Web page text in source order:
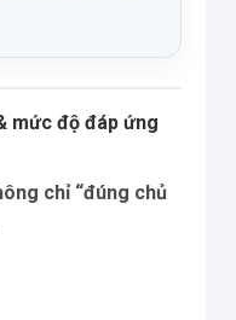
mức độ đáp ứng
chỉ “đúng chủ